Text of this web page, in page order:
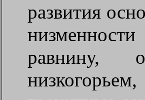
развития
равнину,